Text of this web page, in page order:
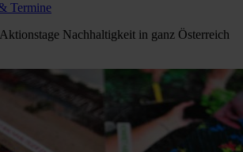
Termine
Nachhaltigkeit in ganz Österreich